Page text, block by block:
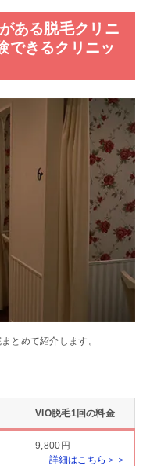
ある脱毛クリニ
できるクリニッ
とめて紹介します。
VIO脱毛1回の料金
9,800円
詳細はこちら＞＞